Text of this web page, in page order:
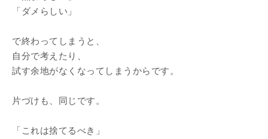
「ダメらしい」
で終わってしまうと、
自分で考えたり、
試す余地がなくなってしまうからです。
片づけも、同じです。
「これは捨てるべき」